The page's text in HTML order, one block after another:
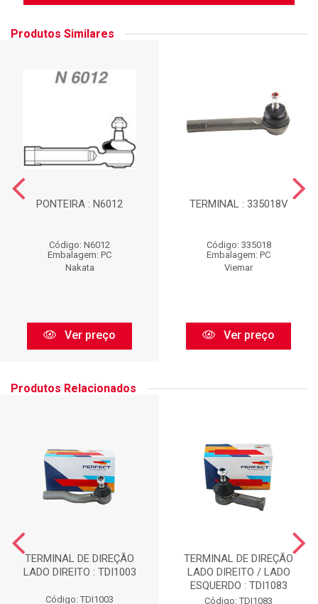
Produtos Similares
PONTEIRA : N6012
Código: N6012
Embalagem: PC
Nakata
Ver preço
TERMINAL : 335018V
Código: 335018
Embalagem: PC
Viemar
Ver preço
Produtos Relacionados
TERMINAL DE DIREÇÃO
LADO DIREITO : TDI1003
Código: TDI1003
TERMINAL DE DIREÇÃO
LADO DIREITO / LADO
ESQUERDO : TDI1083
Código: TDI1083